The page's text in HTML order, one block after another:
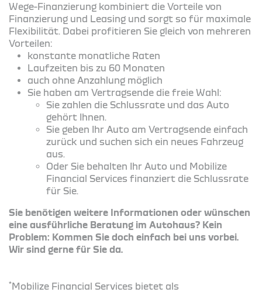
Wege-Finanzierung kombiniert die Vorteile von
Finanzierung und Leasing und sorgt so für maximale
Flexibilität. Dabei profitieren Sie gleich von mehreren
Vorteilen:
konstante monatliche Raten
Laufzeiten bis zu 60 Monaten
auch ohne Anzahlung möglich
Sie haben am Vertragsende die freie Wahl:
Sie zahlen die Schlussrate und das Auto
gehört Ihnen.
Sie geben Ihr Auto am Vertragsende einfach
zurück und suchen sich ein neues Fahrzeug
aus.
Oder Sie behalten Ihr Auto und Mobilize
Financial Services finanziert die Schlussrate
für Sie.
Sie benötigen weitere Informationen oder wünschen
eine ausführliche Beratung im Autohaus? Kein
Problem: Kommen Sie doch einfach bei uns vorbei.
Wir sind gerne für Sie da.
*Mobilize Financial Services bietet als